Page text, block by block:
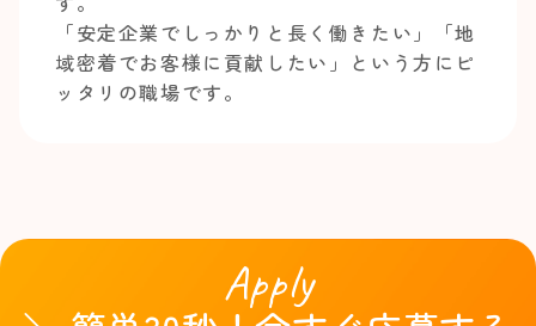
「安定企業でしっかりと長く働きたい」「地
域密着でお客様に貢献したい」という方にピ
ッタリの職場です。
Apply